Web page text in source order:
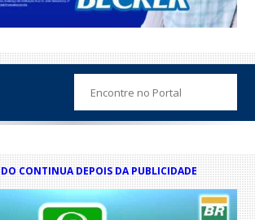
CONTINUA DEPOIS DA PUBLICIDADE